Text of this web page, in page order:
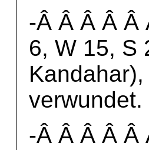
-Â Â Â Â Â
6, W 15, S
verwundet.
-Â Â Â Â Â